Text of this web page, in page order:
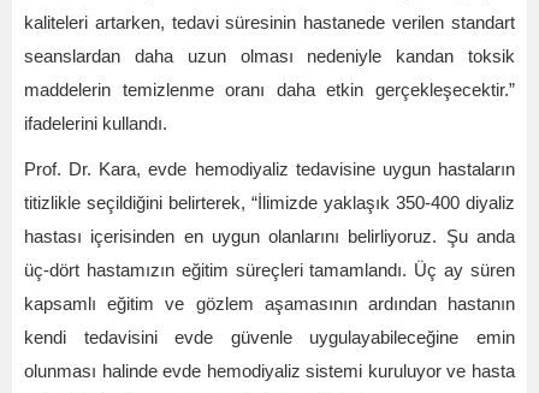
kaliteleri artarken, tedavi süresinin hastanede verilen standart
seanslardan daha uzun olması nedeniyle kandan toksik
maddelerin temizlenme oranı daha etkin gerçekleşecektir.”
ifadelerini kullandı.
Prof. Dr. Kara, evde hemodiyaliz tedavisine uygun hastaların
titizlikle seçildiğini belirterek, “İlimizde yaklaşık 350-400 diyaliz
hastası içerisinden en uygun olanlarını belirliyoruz. Şu anda
üç-dört hastamızın eğitim süreçleri tamamlandı. Üç ay süren
kapsamlı eğitim ve gözlem aşamasının ardından hastanın
kendi tedavisini evde güvenle uygulayabileceğine emin
olunması halinde evde hemodiyaliz sistemi kuruluyor ve hasta